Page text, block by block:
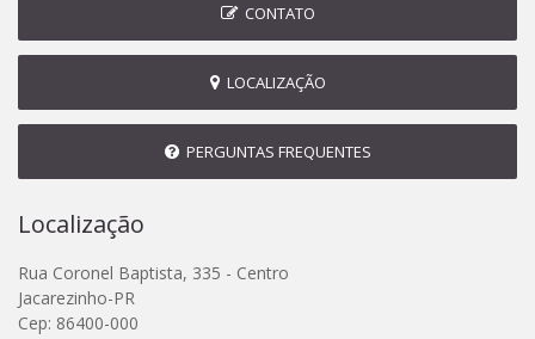
CONTATO
LOCALIZAÇÃO
PERGUNTAS FREQUENTES
Localização
Rua Coronel Baptista, 335 - Centro
Jacarezinho-PR
Cep: 86400-000